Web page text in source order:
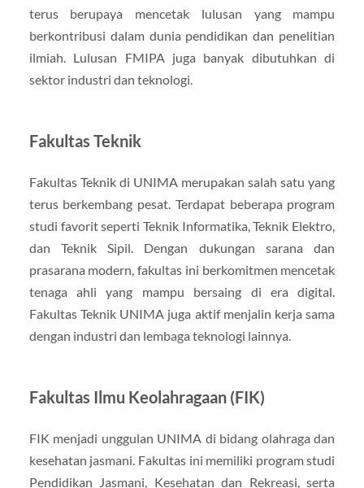
terus berupaya mencetak lulusan yang mampu
berkontribusi dalam dunia pendidikan dan penelitian
ilmiah. Lulusan FMIPA juga banyak dibutuhkan di
sektor industri dan teknologi.
Fakultas Teknik
Fakultas Teknik di UNIMA merupakan salah satu yang
terus berkembang pesat. Terdapat beberapa program
studi favorit seperti Teknik Informatika, Teknik Elektro,
dan Teknik Sipil. Dengan dukungan sarana dan
prasarana modern, fakultas ini berkomitmen mencetak
tenaga ahli yang mampu bersaing di era digital.
Fakultas Teknik UNIMA juga aktif menjalin kerja sama
dengan industri dan lembaga teknologi lainnya.
Fakultas Ilmu Keolahragaan (FIK)
FIK menjadi unggulan UNIMA di bidang olahraga dan
kesehatan jasmani. Fakultas ini memiliki program studi
Pendidikan Jasmani, Kesehatan dan Rekreasi, serta